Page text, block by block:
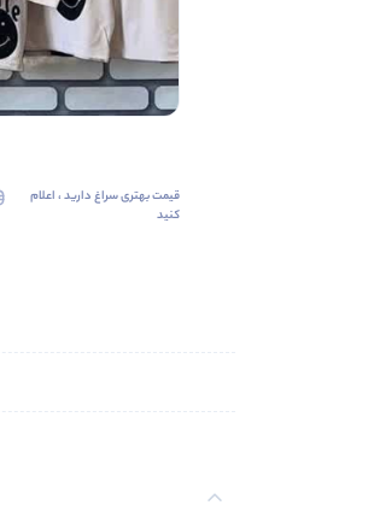
قیمت بهتری سراغ دارید ، اعلام
کنید